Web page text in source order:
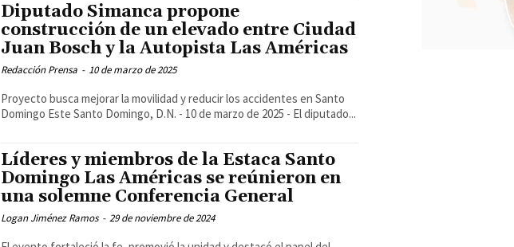
Diputado Simanca propone
construcción de un elevado entre Ciudad
Juan Bosch y la Autopista Las Américas
Redacción Prensa - 10 de marzo de 2025
Proyecto busca mejorar la movilidad y reducir los accidentes en Santo
Domingo Este Santo Domingo, D.N. - 10 de marzo de 2025 - El diputado...
Líderes y miembros de la Estaca Santo
Domingo Las Américas se reúnieron en
una solemne Conferencia General
Logan Jiménez Ramos - 29 de noviembre de 2024